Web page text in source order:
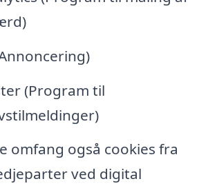
(Program til
omfang også cookies fra
ved digital